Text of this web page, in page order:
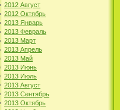
2012 Август
2012 Октябрь
2013 Январь
2013 Февраль
2013 Март
2013 Апрель
2013 Май
2013 Июнь
2013 Июль
2013 Август
2013 Сентябрь
2013 Октябрь